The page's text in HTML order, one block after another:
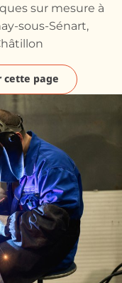
sur mesure à
sous-Sénart,
cette page